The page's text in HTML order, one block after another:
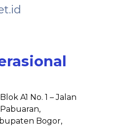
A1 No. 1 – Jalan
Bogor,